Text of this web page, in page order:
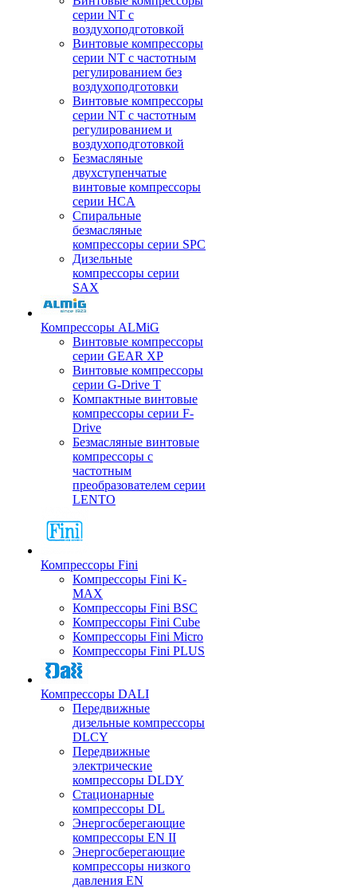
серии NT c
воздухоподготовкой
Винтовые компрессоры
серии NT с частотным
регулированием без
воздухоподготовки
Винтовые компрессоры
серии NT с частотным
регулированием и
воздухоподготовкой
Безмасляные
двухступенчатые
винтовые компрессоры
серии HCA
Спиральные
безмасляные
компрессоры серии SPC
Дизельные
компрессоры серии
SAX
Компрессоры ALMiG
Винтовые компрессоры
серии GEAR XP
Винтовые компрессоры
серии G-Drive T
Компактные винтовые
компрессоры серии F-
Drive
Безмасляные винтовые
компрессоры с
частотным
преобразователем серии
LENTO
Компрессоры Fini
Компрессоры Fini K-
MAX
Компрессоры Fini BSC
Компрессоры Fini Cube
Компрессоры Fini Micro
Компрессоры Fini PLUS
Компрессоры DALI
Передвижные
дизельные компрессоры
DLCY
Передвижные
электрические
компрессоры DLDY
Стационарные
компрессоры DL
Энергосберегающие
компрессоры EN II
Энергосберегающие
компрессоры низкого
давления EN